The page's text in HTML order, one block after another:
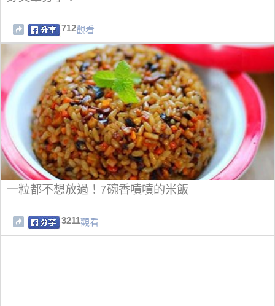
712觀看
一粒都不想放過！7碗香噴噴的米飯
3211觀看